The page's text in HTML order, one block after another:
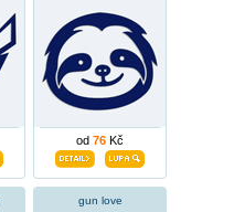
od 76 Kč
gun love